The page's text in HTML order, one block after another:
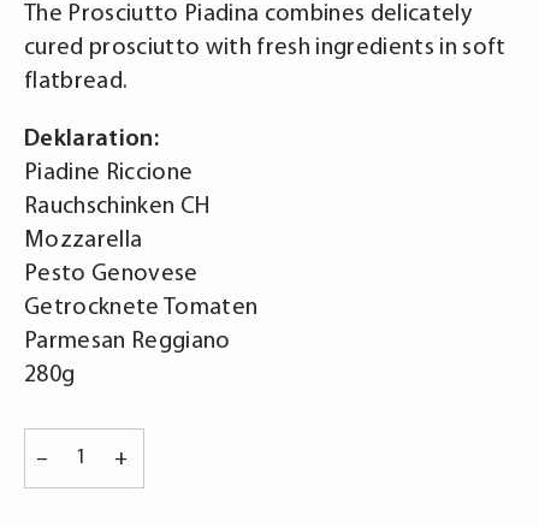
The Prosciutto Piadina combines delicately
cured prosciutto with fresh ingredients in soft
flatbread.
Deklaration:
Piadine Riccione
Rauchschinken CH
Mozzarella
Pesto Genovese
Getrocknete Tomaten
Parmesan Reggiano
280g
+
–